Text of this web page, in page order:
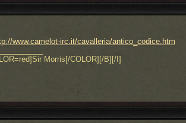
www.camelot-irc.it/cavalleria/antico_codice.htm
Morris[/COLOR][/B][/I]